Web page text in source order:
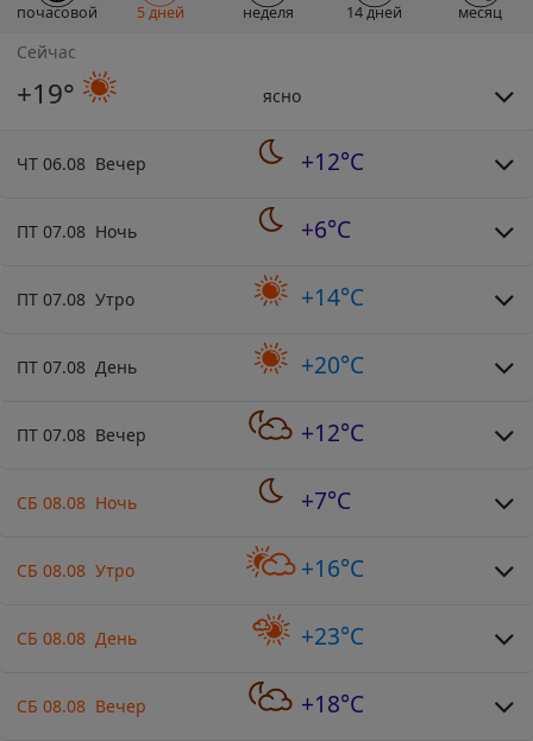
почасовой 5 дней неделя 14 дней месяц
Сейчас
+19° ясно
ЧТ 06.08 Вечер +12°C
ПТ 07.08 Ночь +6°C
ПТ 07.08 Утро +14°C
ПТ 07.08 День +20°C
ПТ 07.08 Вечер +12°C
СБ 08.08 Ночь +7°C
СБ 08.08 Утро +16°C
СБ 08.08 День +23°C
СБ 08.08 Вечер +18°C